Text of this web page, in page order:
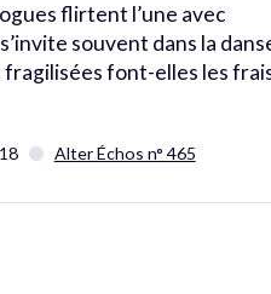
flirtent l’une avec
souvent dans la
fragilisées font-elles les
Alter Échos n° 465